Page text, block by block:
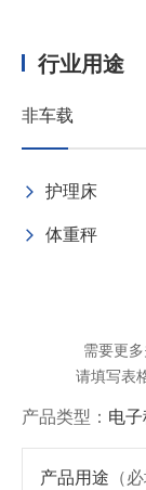
行业用途
非车载
护理床
体重秤
需要更
请填写表
产品类型： 电
产品用途 （